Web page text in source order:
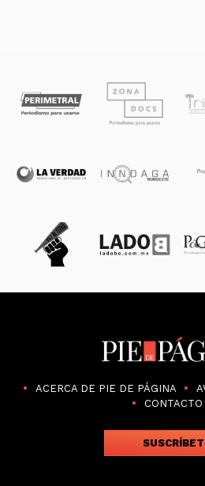
ACERCA DE PIE DE PÁGINA
CONTACTO